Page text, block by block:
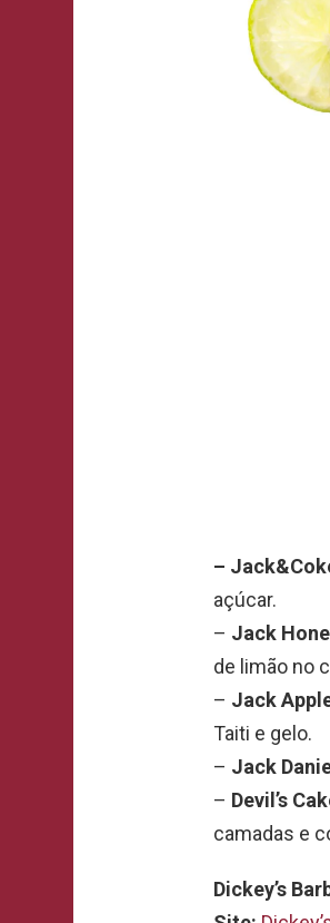
–
açúcar.
– Jack
de limão no
– Jack
Taiti e gelo.
– Jack
– Devil’s
camadas e
Dickey’s